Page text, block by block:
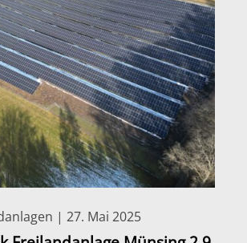
| 27. Mai 2025